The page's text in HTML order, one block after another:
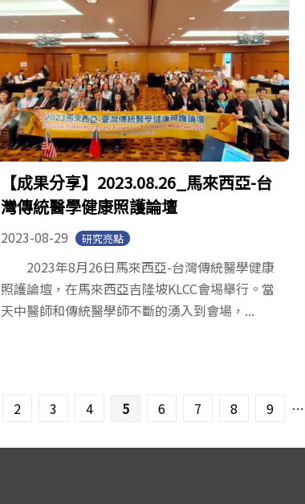
【成果分享】2023.08.26_馬來西亞-台
灣傳統醫學健康照護論壇
2023-08-29 研究亮點
2023年8月26日馬來西亞-台灣傳統醫學健康
照護論壇，在馬來西亞吉隆坡KLCC會埸舉行。當
天中醫師和傳統醫學師不斷的湧入到會場，...
2 3 4 5 6 7 8 9 …